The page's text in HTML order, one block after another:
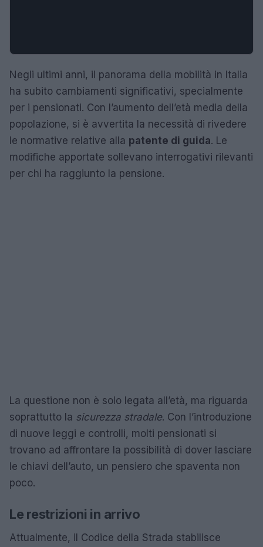
Negli ultimi anni, il panorama della mobilità in Italia
ha subito cambiamenti significativi, specialmente
per i pensionati. Con l’aumento dell’età media della
popolazione, si è avvertita la necessità di rivedere
le normative relative alla patente di guida. Le
modifiche apportate sollevano interrogativi rilevanti
per chi ha raggiunto la pensione.
La questione non è solo legata all’età, ma riguarda
soprattutto la sicurezza stradale. Con l’introduzione
di nuove leggi e controlli, molti pensionati si
trovano ad affrontare la possibilità di dover lasciare
le chiavi dell’auto, un pensiero che spaventa non
poco.
Le restrizioni in arrivo
Attualmente, il Codice della Strada stabilisce